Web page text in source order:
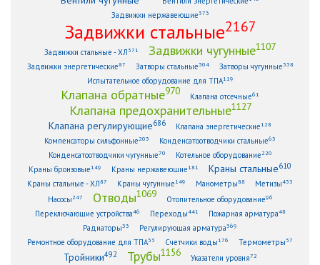
Задвижки нержавеющие373
Задвижки стальные2167
Задвижки стальные - ХЛ371 Задвижки чугунные1107
Задвижки энергетические87 Затворы стальные304 Затворы чугунные338
Испытательное оборудование для ТПА119
Клапана обратные970 Клапана отсечные61
Клапана предохранительные1127
Клапана регулирующие686 Клапана энергетические128
Компенсаторы сильфонные 203 Конденсатоотводчики стальные63
Конденсатоотводчики чугунные70 Котельное оборудование 220
Краны бронзовые149 Краны нержавеющие181 Краны стальные610
Краны стальные - ХЛ87 Краны чугунные149 Манометры88 Метизы433
Насосы 247 Отводы1069 Отопительное оборудование96
Переключающие устройства46 Переходы441 Пожарная арматура48
Радиаторы33 Регулирующая арматура369
Ремонтное оборудование для ТПА53 Счетчики воды176 Термометры 57
Тройники492 Трубы1156 Указатели уровня72